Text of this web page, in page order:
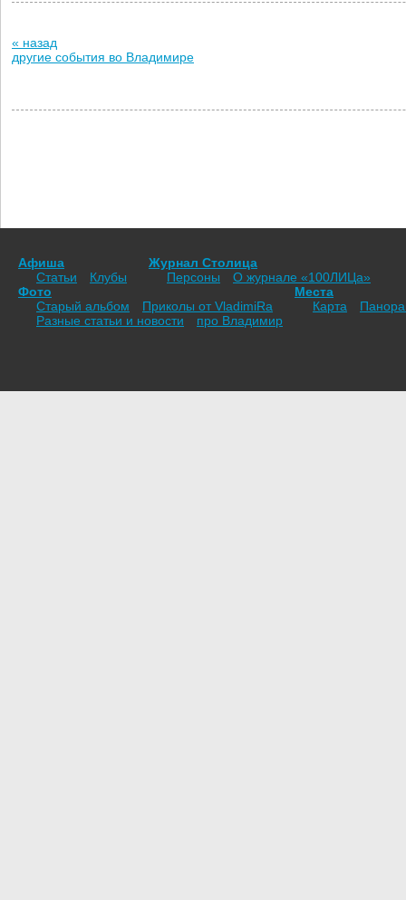
« назад
другие события во Владимире
Афиша
Статьи
Клубы
Журнал Столица
Персоны
О журнале «100ЛИЦа»
Фото
Старый альбом
Приколы от VladimiRа
Места
Карта
Разные статьи и новости
про Владимир